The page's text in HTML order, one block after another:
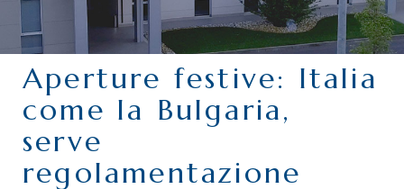
ATTIVITÀ STORICHE
PERIODICO
PERCHÉ ASSOCIARSI?
DOVE SIAMO
CONTATTI
Aperture festive: Italia
come la Bulgaria,
serve
regolamentazione